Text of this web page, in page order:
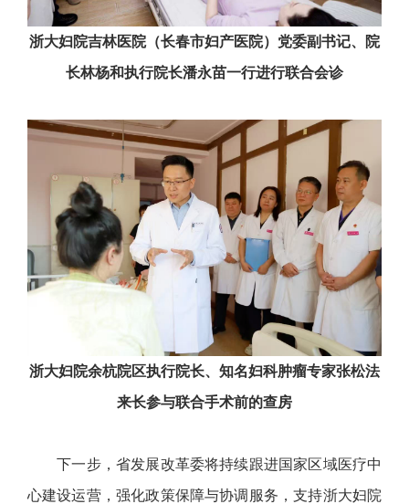
浙大妇院吉林医院（长春市妇产医院）党委副书记、院
长林杨和执行院长潘永苗一行进行联合会诊
浙大妇院余杭院区执行院长、知名妇科肿瘤专家张松法
来长参与联合手术前的查房
下一步，省发展改革委将持续跟进国家区域医疗中
心建设运营，强化政策保障与协调服务，支持浙大妇院